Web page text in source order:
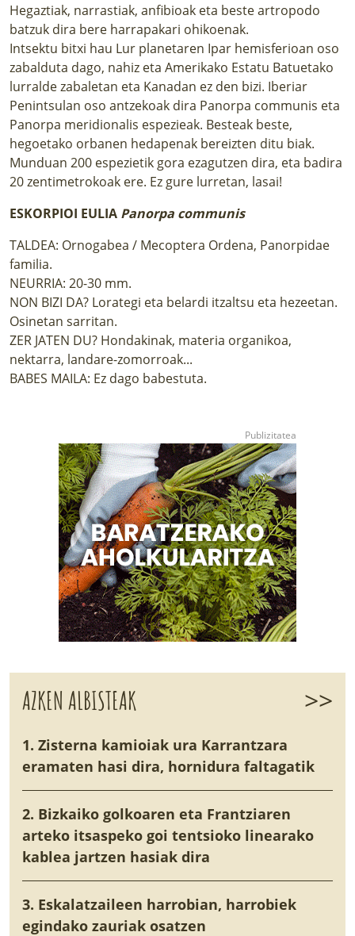
Hegaztiak, narrastiak, anfibioak eta beste artropodo
batzuk dira bere harrapakari ohikoenak.
Intsektu bitxi hau Lur planetaren Ipar hemisferioan oso
zabalduta dago, nahiz eta Amerikako Estatu Batuetako
lurralde zabaletan eta Kanadan ez den bizi. Iberiar
Penintsulan oso antzekoak dira Panorpa communis eta
Panorpa meridionalis espezieak. Besteak beste,
hegoetako orbanen hedapenak bereizten ditu biak.
Munduan 200 espezietik gora ezagutzen dira, eta badira
20 zentimetrokoak ere. Ez gure lurretan, lasai!
ESKORPIOI EULIA Panorpa communis
TALDEA: Ornogabea / Mecoptera Ordena, Panorpidae
familia.
NEURRIA: 20-30 mm.
NON BIZI DA? Lorategi eta belardi itzaltsu eta hezeetan.
Osinetan sarritan.
ZER JATEN DU? Hondakinak, materia organikoa,
nektarra, landare-zomorroak...
BABES MAILA: Ez dago babestuta.
AZKEN ALBISTEAK >>
1. Zisterna kamioiak ura Karrantzara
eramaten hasi dira, hornidura faltagatik
2. Bizkaiko golkoaren eta Frantziaren
arteko itsaspeko goi tentsioko linearako
kablea jartzen hasiak dira
3. Eskalatzaileen harrobian, harrobiek
egindako zauriak osatzen